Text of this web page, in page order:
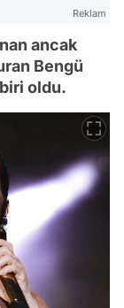
Reklam
ancak
Bengü
oldu.